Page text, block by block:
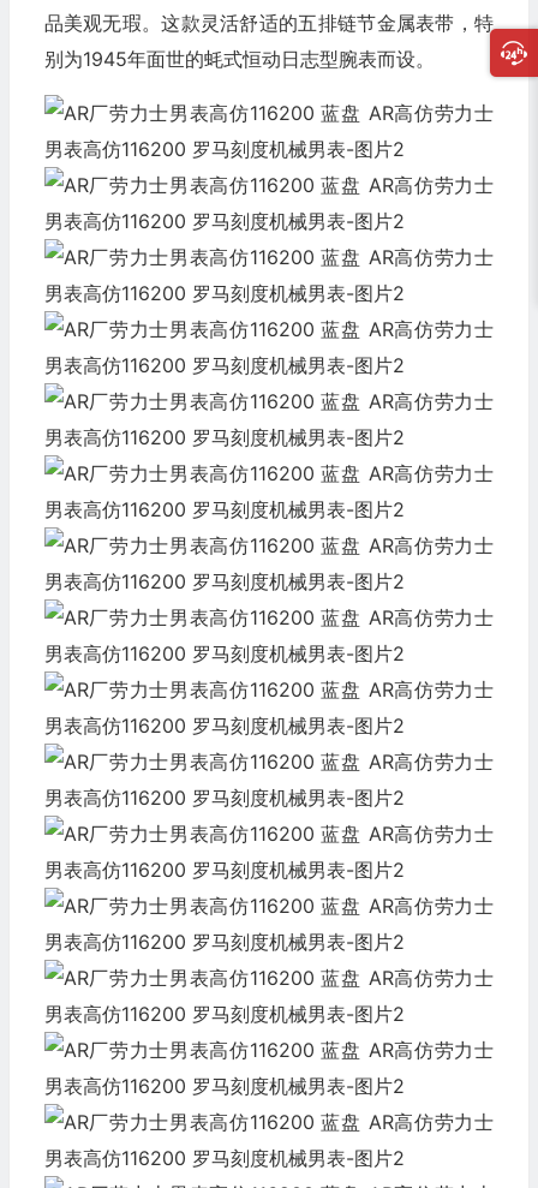
品美观无瑕。这款灵活舒适的五排链节金属表带，特
别为1945年面世的蚝式恒动日志型腕表而设。